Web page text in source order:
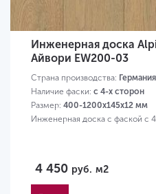
Инженерная доска
Айвори EW200-03
Страна производства: Германия
Наличие фаски: с 4-х сторон
Размер: 400-1200х145х12 мм
Инженерная доска с фаской с
4 450 руб. м2